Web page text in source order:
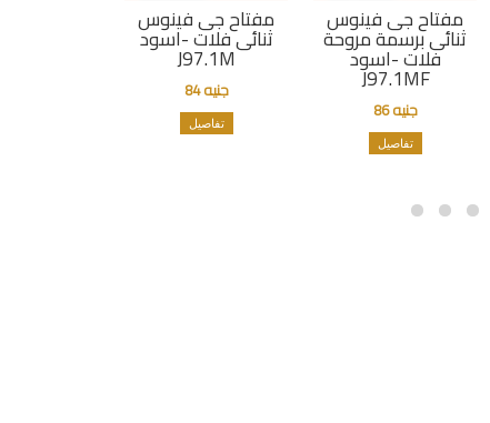
مفتاح جى فينوس
ثنائى فلات -اسود
J97.1M
جنيه 84
تفاصيل
مفتاح جى فينوس
ثنائى برسمة مروحة
فلات -اسود
J97.1MF
جنيه 86
تفاصيل